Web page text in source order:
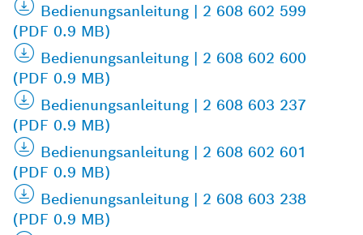
Bedienungsanleitung | 2 608 602 599
(PDF 0.9 MB)
Bedienungsanleitung | 2 608 602 600
(PDF 0.9 MB)
Bedienungsanleitung | 2 608 603 237
(PDF 0.9 MB)
Bedienungsanleitung | 2 608 602 601
(PDF 0.9 MB)
Bedienungsanleitung | 2 608 603 238
(PDF 0.9 MB)